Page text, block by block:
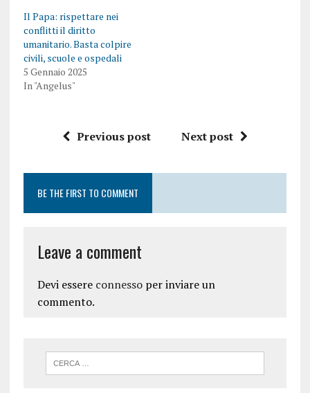
Il Papa: rispettare nei
conflitti il diritto
umanitario. Basta colpire
civili, scuole e ospedali
5 Gennaio 2025
In "Angelus"
Previous post Next post
BE THE FIRST TO COMMENT
Leave a comment
Devi essere connessoper inviare un
commento.